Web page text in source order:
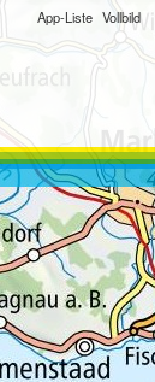
App-Liste Vollbild